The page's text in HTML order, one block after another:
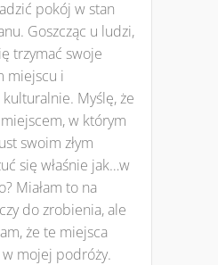
pokój w stan
Goszcząc u ludzi,
trzymać swoje
miejscu i
Myślę, że
w którym
swoim złym
się właśnie jak…w
Miałam to na
do zrobienia, ale
że te miejsca
mojej podróży.